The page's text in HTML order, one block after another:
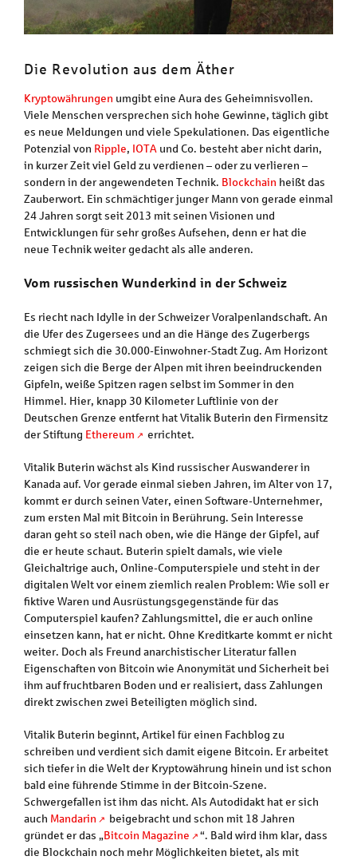
Die Revolution aus dem Äther
Kryptowährungen umgibt eine Aura des Geheimnisvollen.
Viele Menschen versprechen sich hohe Gewinne, täglich gibt
es neue Meldungen und viele Spekulationen. Das eigentliche
Potenzial von Ripple, IOTA und Co. besteht aber nicht darin,
in kurzer Zeit viel Geld zu verdienen – oder zu verlieren –
sondern in der angewendeten Technik. Blockchain heißt das
Zauberwort. Ein schmächtiger junger Mann von gerade einmal
24 Jahren sorgt seit 2013 mit seinen Visionen und
Entwicklungen für sehr großes Aufsehen, denn er hat die
neue Technik weiter gedacht als alle anderen.
Vom russischen Wunderkind in der Schweiz
Es riecht nach Idylle in der Schweizer Voralpenlandschaft. An
die Ufer des Zugersees und an die Hänge des Zugerbergs
schmiegt sich die 30.000-Einwohner-Stadt Zug. Am Horizont
zeigen sich die Berge der Alpen mit ihren beeindruckenden
Gipfeln, weiße Spitzen ragen selbst im Sommer in den
Himmel. Hier, knapp 30 Kilometer Luftlinie von der
Deutschen Grenze entfernt hat Vitalik Buterin den Firmensitz
der Stiftung Ethereum errichtet.
Vitalik Buterin wächst als Kind russischer Auswanderer in
Kanada auf. Vor gerade einmal sieben Jahren, im Alter von 17,
kommt er durch seinen Vater, einen Software-Unternehmer,
zum ersten Mal mit Bitcoin in Berührung. Sein Interesse
daran geht so steil nach oben, wie die Hänge der Gipfel, auf
die er heute schaut. Buterin spielt damals, wie viele
Gleichaltrige auch, Online-Computerspiele und steht in der
digitalen Welt vor einem ziemlich realen Problem: Wie soll er
fiktive Waren und Ausrüstungsgegenstände für das
Computerspiel kaufen? Zahlungsmittel, die er auch online
einsetzen kann, hat er nicht. Ohne Kreditkarte kommt er nicht
weiter. Doch als Freund anarchistischer Literatur fallen
Eigenschaften von Bitcoin wie Anonymität und Sicherheit bei
ihm auf fruchtbaren Boden und er realisiert, dass Zahlungen
direkt zwischen zwei Beteiligten möglich sind.
Vitalik Buterin beginnt, Artikel für einen Fachblog zu
schreiben und verdient sich damit eigene Bitcoin. Er arbeitet
sich tiefer in die Welt der Kryptowährung hinein und ist schon
bald eine führende Stimme in der Bitcoin-Szene.
Schwergefallen ist ihm das nicht. Als Autodidakt hat er sich
auch Mandarin
beigebracht und schon mit 18 Jahren
gründet er das „Bitcoin Magazine
“. Bald wird ihm klar, dass
die Blockchain noch mehr Möglichkeiten bietet, als mit